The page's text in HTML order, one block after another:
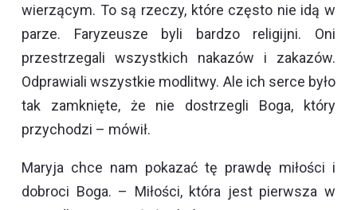
wierzącym. To są rzeczy, które często nie idą w
parze. Faryzeusze byli bardzo religijni. Oni
przestrzegali wszystkich nakazów i zakazów.
Odprawiali wszystkie modlitwy. Ale ich serce było
tak zamknięte, że nie dostrzegli Boga, który
przychodzi – mówił.
Maryja chce nam pokazać tę prawdę miłości i
dobroci Boga. – Miłości, która jest pierwsza w